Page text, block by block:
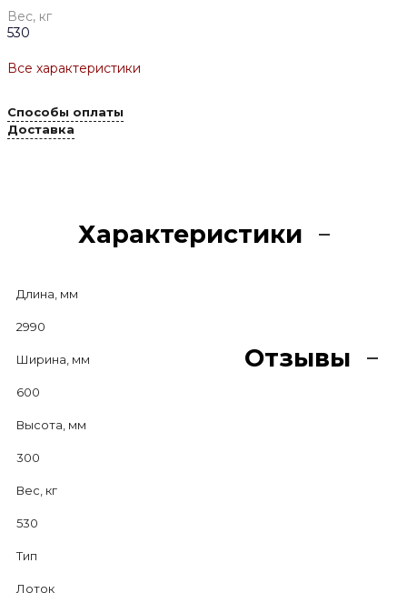
Вес, кг
530
Все характеристики
Способы оплаты
Доставка
Характеристики
Длина, мм
2990
Ширина, мм
600
Высота, мм
300
Вес, кг
530
Тип
Лоток
Отзывы